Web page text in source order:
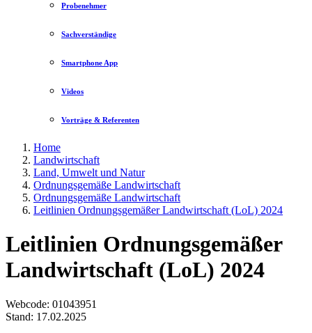
Probenehmer
Sachverständige
Smartphone App
Videos
Vorträge & Referenten
Home
Landwirtschaft
Land, Umwelt und Natur
Ordnungsgemäße Landwirtschaft
Ordnungsgemäße Landwirtschaft
Leitlinien Ordnungsgemäßer Landwirtschaft (LoL) 2024
Leitlinien Ordnungsgemäßer
Landwirtschaft (LoL) 2024
Webcode: 01043951
Stand: 17.02.2025